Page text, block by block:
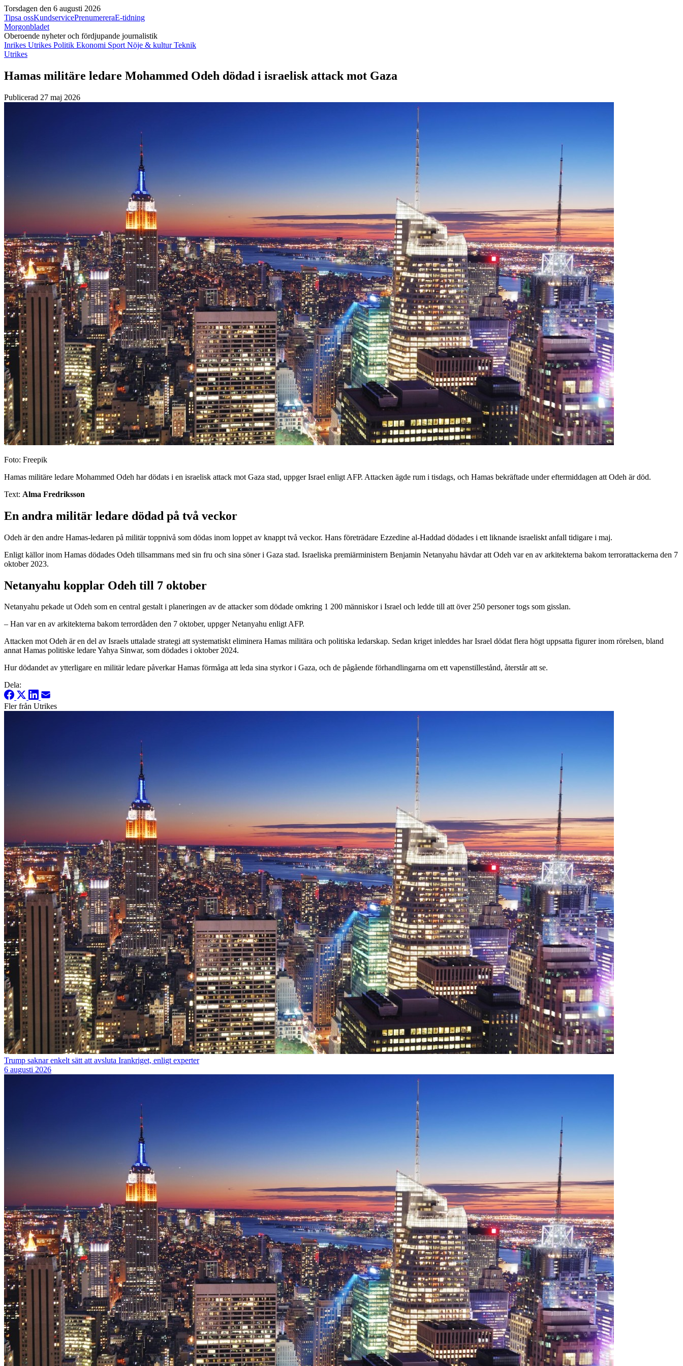
Torsdagen den 6 augusti 2026
Tipsa ossKundservicePrenumereraE-tidning
Morgonbladet
Oberoende nyheter och fördjupande journalistik
Inrikes Utrikes Politik Ekonomi Sport Nöje & kulturTeknik
Utrikes
Hamas militäre ledare Mohammed Odeh dödad i israelisk attack mot Gaza
Publicerad 27 maj 2026
Foto: Freepik
Hamas militäre ledare Mohammed Odeh har dödats i en israelisk attack mot Gaza stad, uppger Israel enligt AFP. Attacken ägde rum i tisdags, och Hamas bekräftade under eftermiddagen att Odeh är död.
Text: Alma Fredriksson
En andra militär ledare dödad på två veckor
Odeh är den andre Hamas-ledaren på militär toppnivå som dödas inom loppet av knappt två veckor. Hans företrädare Ezzedine al-Haddad dödades i ett liknande israeliskt anfall tidigare i maj.
Enligt källor inom Hamas dödades Odeh tillsammans med sin fru och sina söner i Gaza stad. Israeliska premiärministern Benjamin Netanyahu hävdar att Odeh var en av arkitekterna bakom terrorattackerna den 7
oktober 2023.
Netanyahu kopplar Odeh till 7 oktober
Netanyahu pekade ut Odeh som en central gestalt i planeringen av de attacker som dödade omkring 1 200 människor i Israel och ledde till att över 250 personer togs som gisslan.
– Han var en av arkitekterna bakom terrordåden den 7 oktober, uppger Netanyahu enligt AFP.
Attacken mot Odeh är en del av Israels uttalade strategi att systematiskt eliminera Hamas militära och politiska ledarskap. Sedan kriget inleddes har Israel dödat flera högt uppsatta figurer inom rörelsen, bland
annat Hamas politiske ledare Yahya Sinwar, som dödades i oktober 2024.
Hur dödandet av ytterligare en militär ledare påverkar Hamas förmåga att leda sina styrkor i Gaza, och de pågående förhandlingarna om ett vapenstillestånd, återstår att se.
Dela:
Fler från Utrikes
Trump saknar enkelt sätt att avsluta Irankriget, enligt experter
6 augusti 2026